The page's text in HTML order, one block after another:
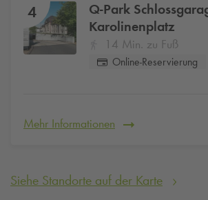
4 Q-Park
Karolinenplatz
14 Min. zu Fuß
Online-Reservierung
Mehr Informationen
Siehe Standorte auf der Karte